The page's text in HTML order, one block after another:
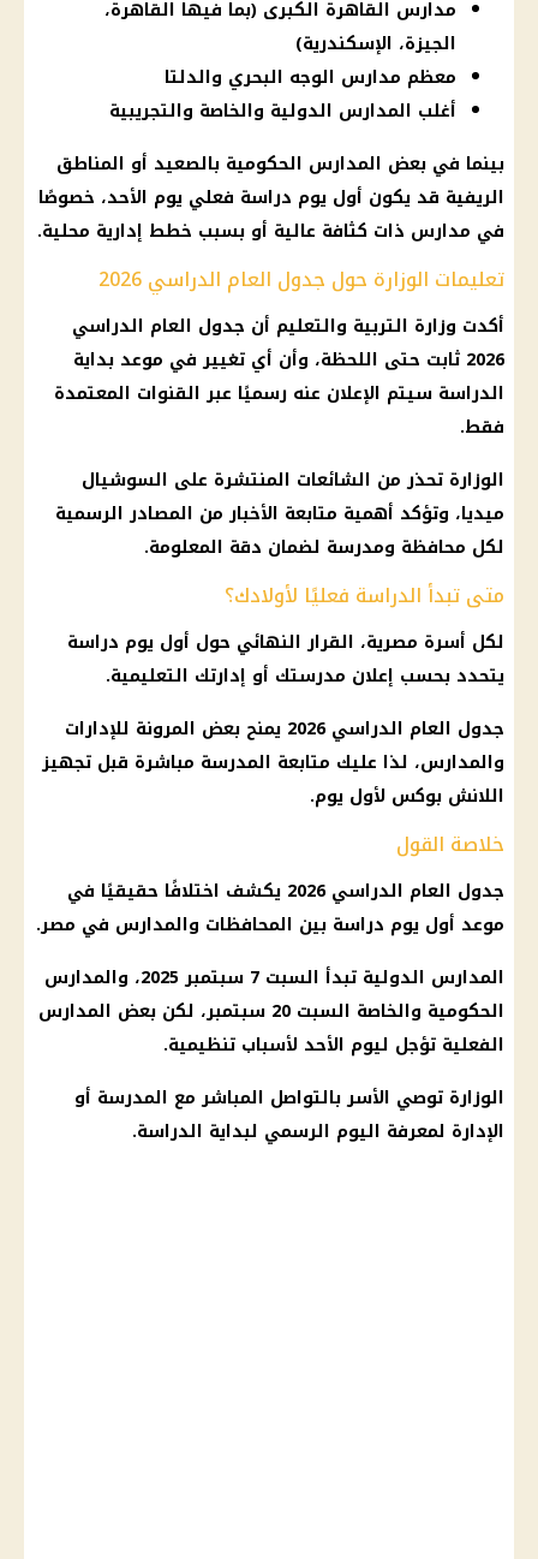
مدارس القاهرة الكبرى (بما فيها القاهرة،
الجيزة، الإسكندرية)
معظم مدارس الوجه البحري والدلتا
أغلب المدارس الدولية والخاصة والتجريبية
بينما في بعض المدارس الحكومية بالصعيد أو المناطق
الريفية قد يكون أول يوم دراسة فعلي يوم الأحد، خصوصًا
في مدارس ذات كثافة عالية أو بسبب خطط إدارية محلية.
تعليمات الوزارة حول جدول العام الدراسي 2026
أكدت وزارة التربية والتعليم أن جدول العام الدراسي
2026 ثابت حتى اللحظة، وأن أي تغيير في موعد بداية
الدراسة سيتم الإعلان عنه رسميًا عبر القنوات المعتمدة
فقط.
الوزارة تحذر من الشائعات المنتشرة على السوشيال
ميديا، وتؤكد أهمية متابعة الأخبار من المصادر الرسمية
لكل محافظة ومدرسة لضمان دقة المعلومة.
متى تبدأ الدراسة فعليًا لأولادك؟
لكل أسرة مصرية، القرارالنهائي حول أول يوم دراسة
يتحدد بحسب إعلان مدرستك أو إدارتك التعليمية.
جدول العام الدراسي 2026
يمنح بعض المرونة للإدارات
والمدارس، لذا عليك متابعة المدرسة مباشرة قبل تجهيز
اللانش بوكس لأول يوم.
خلاصة القول
جدول العام الدراسي 2026
يكشف اختلافًا حقيقيًا في
موعد أول يوم دراسة بين المحافظات والمدارس في مصر.
المدارس الدولية
تبدأ السبت 7 سبتمبر 2025، والمدارس
الحكومية والخاصة السبت 20 سبتمبر، لكن بعض
المدارس
الفعلية تؤجل ليوم الأحد لأسباب تنظيمية.
الوزارة توصي الأسر بالتواصل المباشر مع المدرسة أو
الإدارة لمعرفة اليوم الرسمي لبداية الدراسة.